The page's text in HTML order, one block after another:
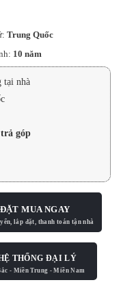
là:
9.732.500₫.
Trung Quốc
10 năm
tại nhà
góp
ĐẶT MUA NGAY
THỐNG ĐẠI LÝ